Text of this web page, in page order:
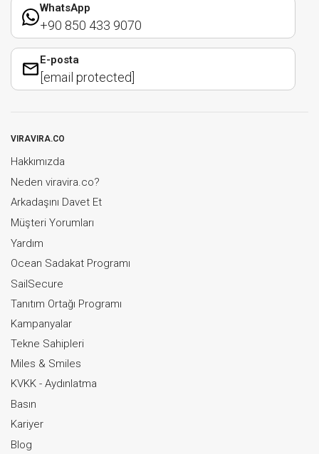
WhatsApp
+90 850 433 9070
E-posta
[email protected]
VIRAVIRA.CO
Hakkımızda
Neden viravira.co?
Arkadaşını Davet Et
Müşteri Yorumları
Yardım
Ocean Sadakat Programı
SailSecure
Tanıtım Ortağı Programı
Kampanyalar
Tekne Sahipleri
Miles & Smiles
KVKK - Aydınlatma
Basın
Kariyer
Blog